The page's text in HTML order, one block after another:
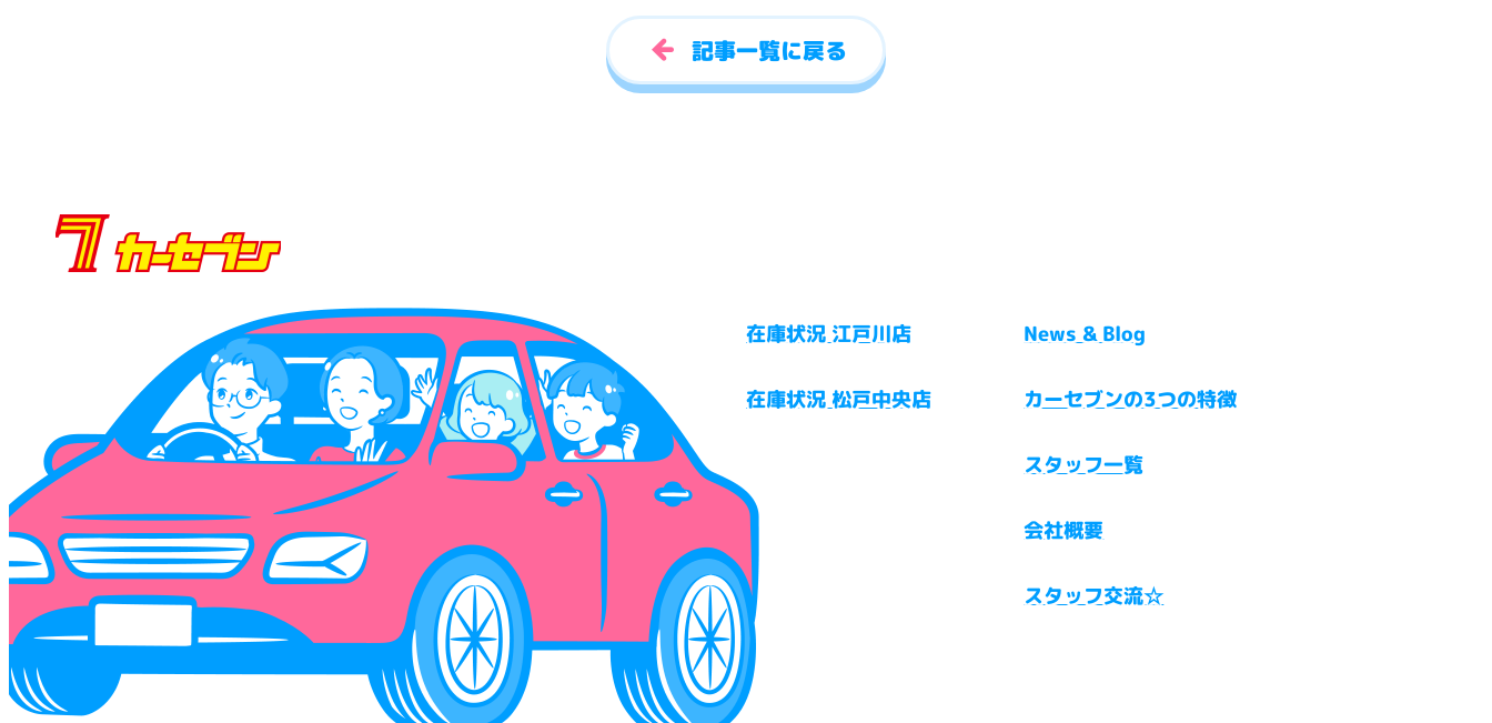
記事一覧に戻る
在庫状況 江戸川店
在庫状況 松戸中央店
News & Blog
カーセブンの3つの特徴
スタッフ一覧
会社概要
スタッフ交流☆